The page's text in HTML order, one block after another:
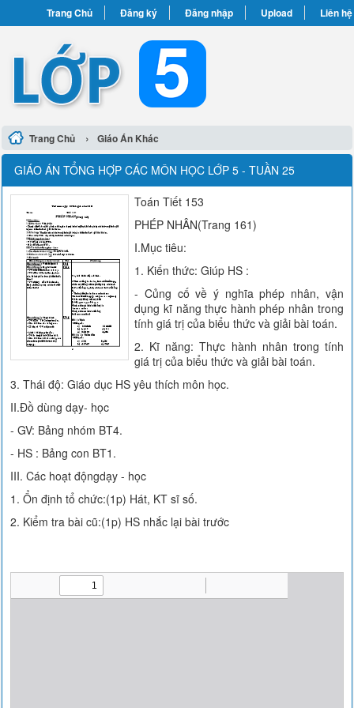
Trang Chủ Đăng ký Đăng nhập Upload Liên hệ
Trang Chủ › Giáo Án Khác
GIÁO ÁN TỔNG HỢP CÁC MÔN HỌC LỚP 5 - TUẦN 25
Toán Tiết 153
PHÉP NHÂN(Trang 161)
I.Mục tiêu:
1. Kiến thức: Giúp HS :
- Củng cố về ý nghĩa phép nhân, vận
dụng kĩ năng thực hành phép nhân trong
tính giá trị của biểu thức và giải bài toán.
2. Kĩ năng: Thực hành nhân trong tính
giá trị của biểu thức và giải bài toán.
3. Thái độ: Giáo dục HS yêu thích môn học.
II.Đồ dùng dạy- học
- GV: Bảng nhóm BT4.
- HS : Bảng con BT1.
III. Các hoạt độngdạy - học
1. Ổn định tổ chức:(1p) Hát, KT sĩ số.
2. Kiểm tra bài cũ:(1p) HS nhắc lại bài trước